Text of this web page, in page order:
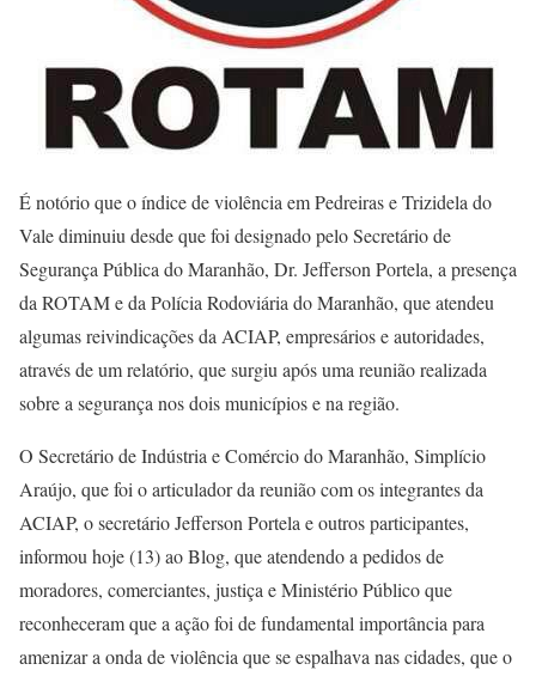
É notório que o índice de violência em Pedreiras e Trizidela do
Vale diminuiu desde que foi designado pelo Secretário de
Segurança Pública do Maranhão, Dr. Jefferson Portela, a presença
da ROTAM e da Polícia Rodoviária do Maranhão, que atendeu
algumas reivindicações da ACIAP, empresários e autoridades,
através de um relatório, que surgiu após uma reunião realizada
sobre a segurança nos dois municípios e na região.
O Secretário de Indústria e Comércio do Maranhão, Simplício
Araújo, que foi o articulador da reunião com os integrantes da
ACIAP, o secretário Jefferson Portela e outros participantes,
informou hoje (13) ao Blog, que atendendo a pedidos de
moradores, comerciantes, justiça e Ministério Público que
reconheceram que a ação foi de fundamental importância para
amenizar a onda de violência que se espalhava nas cidades, que o